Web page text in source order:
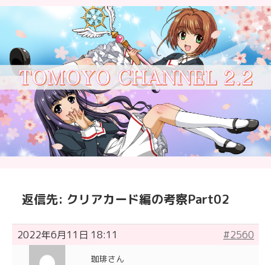
返信先: クリアカード編の考察Part02
2022年6月11日 18:11 #2560
珈琲さん